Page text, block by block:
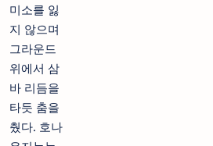
미소를 잃
지 않으며
그라운드
위에서 삼
바 리듬을
타듯 춤을
췄다. 호나